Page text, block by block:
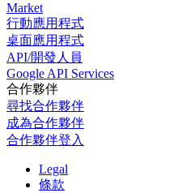
Market
行動應用程式
桌面應用程式
API/開發人員
Google API Services
合作夥伴
尋找合作夥伴
成為合作夥伴
合作夥伴登入
Legal
條款